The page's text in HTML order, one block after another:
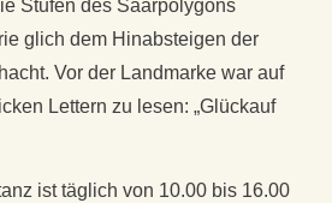
Stufen des Saarpolygons
glich dem Hinabsteigen der
Vor der Landmarke war auf
Lettern zu lesen: „Glückauf
ist täglich von 10.00 bis 16.00